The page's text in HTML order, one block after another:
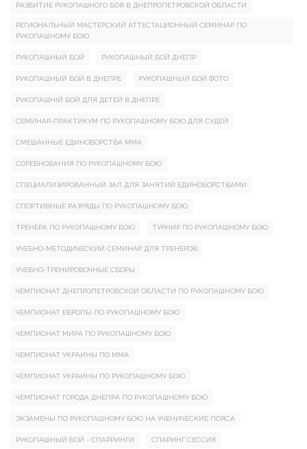
РАЗВИТИЕ РУКОПАШНОГО БОЯ В ДНЕПРОПЕТРОВСКОЙ ОБЛАСТИ
РЕГИОНАЛЬНЫЙ МАСТЕРСКИЙ АТТЕСТАЦИОННЫЙ СЕМИНАР ПО
РУКОПАШНОМУ БОЮ
РУКОПАШНЫЙ БОЙ РУКОПАШНЫЙ БОЙ ДНЕПР
РУКОПАШНЫЙ БОЙ В ДНЕПРЕ РУКОПАШНЫЙ БОЙ ФОТО
РУКОПАШНІЙ БОЙ ДЛЯ ДЕТЕЙ В ДНЕПРЕ
СЕМИНАР-ПРАКТИКУМ ПО РУКОПАШНОМУ БОЮ ДЛЯ СУДЕЙ
СМЕШАННЫЕ ЕДИНОБОРСТВА ММА
СОРЕВНОВАНИЯ ПО РУКОПАШНОМУ БОЮ
СПЕЦИАЛИЗИРОВАННЫЙ ЗАЛ ДЛЯ ЗАНЯТИЙ ЕДИНОБОРСТВАМИ
СПОРТИВНЫЕ РАЗРЯДЫ ПО РУКОПАШНОМУ БОЮ
ТРЕНЕРА ПО РУКОПАШНОМУ БОЮ ТУРНИР ПО РУКОПАШНОМУ БОЮ
УЧЕБНО-МЕТОДИЧЕСКИЙ СЕМИНАР ДЛЯ ТРЕНЕРОВ
УЧЕБНО-ТРЕНИРОВОЧНЫЕ СБОРЫ
ЧЕМПИОНАТ ДНЕПРОПЕТРОВСКОЙ ОБЛАСТИ ПО РУКОПАШНОМУ БОЮ
ЧЕМПИОНАТ ЕВРОПЫ ПО РУКОПАШНОМУ БОЮ
ЧЕМПИОНАТ МИРА ПО РУКОПАШНОМУ БОЮ
ЧЕМПИОНАТ УКРАИНЫ ПО ММА
ЧЕМПИОНАТ УКРАИНЫ ПО РУКОПАШНОМУ БОЮ
ЧЕМПИОНАТ ГОРОДА ДНЕПРА ПО РУКОПАШНОМУ БОЮ
ЭКЗАМЕНЫ ПО РУКОПАШНОМУ БОЮ НА УЧЕНИЧЕСКИЕ ПОЯСА
РУКОПАШНЫЙ БОЙ - СПАРРИНГИ СПАРИНГ СЕССИЯ